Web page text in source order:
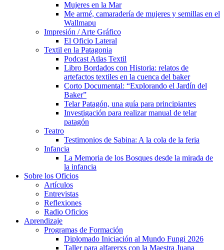
Mujeres en la Mar
Me armé, camaradería de mujeres y semillas en el
Wallmapu
Impresión / Arte Gráfico
El Oficio Lateral
Textil en la Patagonia
Podcast Atlas Textil
Libro Bordados con Historia: relatos de
artefactos textiles en la cuenca del baker
Corto Documental: “Explorando el Jardín del
Baker”
Telar Patagón, una guía para principiantes
Investigación para realizar manual de telar
patagón
Teatro
Testimonios de Sabina: A la cola de la feria
Infancia
La Memoria de los Bosques desde la mirada de
la infancia
Sobre los Oficios
Artículos
Entrevistas
Reflexiones
Radio Oficios
Aprendizaje
Programas de Formación
Diplomado Iniciación al Mundo Fungi 2026
Taller para alfarerxs con la Maestra Juana